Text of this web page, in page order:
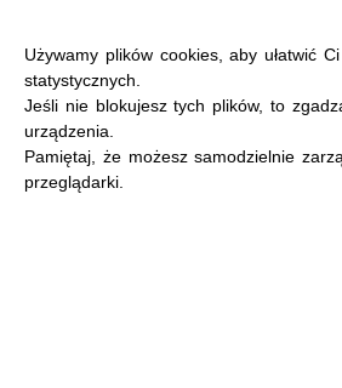
Używamy plików cookies, aby ułatwić
statystycznych.
Jeśli nie blokujesz tych plików, to
urządzenia.
Pamiętaj, że możesz samodzielnie
przeglądarki.
MENU